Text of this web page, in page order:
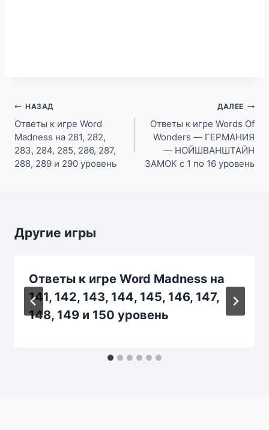
Навигация
по
записям
НАЗАД
Ответы к игре Word
Madness на 281, 282,
283, 284, 285, 286, 287,
288, 289 и 290 уровень
ДАЛЕЕ
Ответы к игре Words Of
Wonders — ГЕРМАНИЯ
— НОЙШВАНШТАЙН
ЗАМОК с 1 по 16 уровень
Другие игры
Ответы к игре Word Madness на
141, 142, 143, 144, 145, 146, 147,
148, 149 и 150 уровень